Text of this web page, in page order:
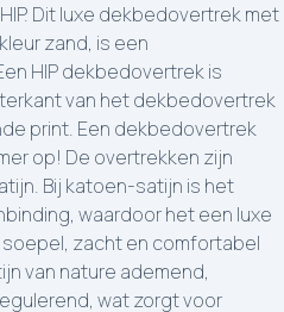
Dit luxe dekbedovertrek met
zand, is een
HIP dekbedovertrek is
van het dekbedovertrek
print. Een dekbedovertrek
op! De overtrekken zijn
Bij katoen-satijn is het
waardoor het een luxe
zacht en comfortabel
van nature ademend,
wat zorgt voor